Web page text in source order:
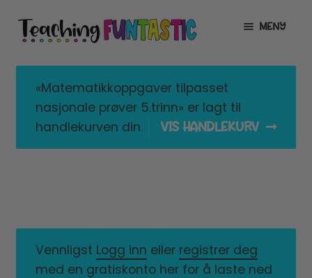
Hopp
til
Hopp
til
MENY
UTVID
UNDERMENY
GRATIS
UTVID
UNDERMENY
UNDERMENY
KURS
«Matematikkoppgaver tilpasset
nasjonale prøver 5.trinn» er lagt til
handlekurven din.
VIS HANDLEKURV
Vennligst Logg inn eller registrer deg
med en gratiskonto her for å laste ned